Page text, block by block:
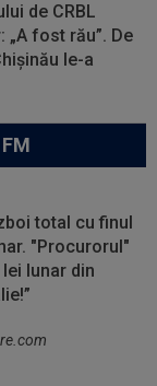
de CRBL
fost rău”. De
le-a
total cu finul
"Procurorul"
lunar din